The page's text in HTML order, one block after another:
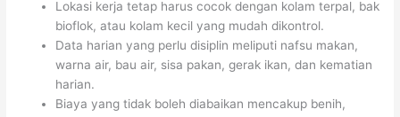
Lokasi kerja tetap harus cocok dengan kolam terpal, bak
bioflok, atau kolam kecil yang mudah dikontrol.
Data harian yang perlu disiplin meliputi nafsu makan,
warna air, bau air, sisa pakan, gerak ikan, dan kematian
harian.
Biaya yang tidak boleh diabaikan mencakup benih,